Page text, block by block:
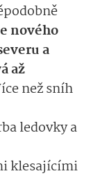
nového
a
až
než sníh
ledovky a
klesajícími